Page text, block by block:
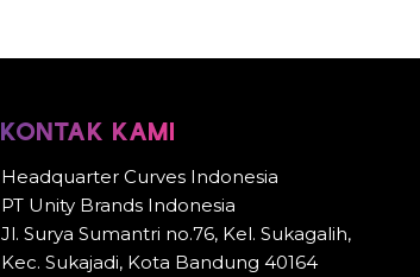
KONTAK KAMI
Headquarter Curves Indonesia
PT Unity Brands Indonesia
Jl. Surya Sumantri no.76, Kel. Sukagalih,
Kec. Sukajadi, Kota Bandung 40164